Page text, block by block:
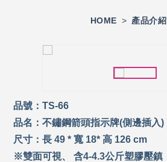
HOME > 產品介紹
品號：TS-66
品名：不鏽鋼箭頭指示牌(側邊插入)
尺寸：長 49 * 寬 18* 高 126 cm
※雙面可視、 含4-4.3公斤塑膠壓鎮